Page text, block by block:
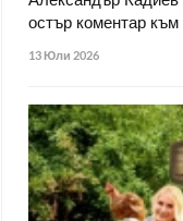
остър коментар
13 Юли 2026